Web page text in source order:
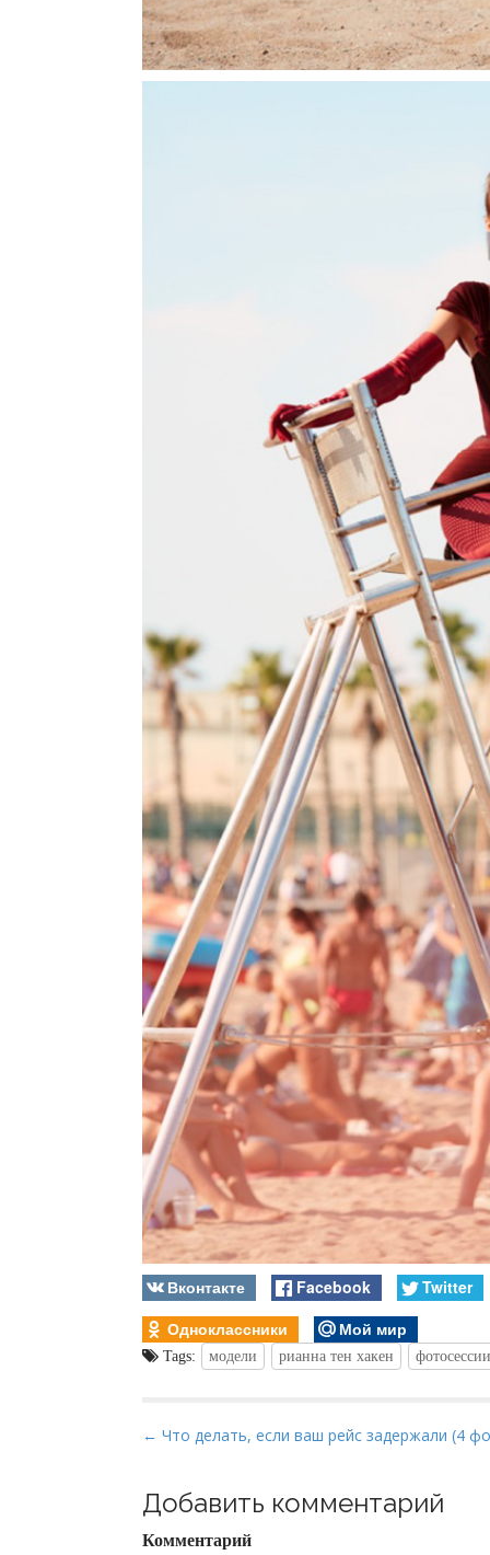
Вконтакте Facebook
Twitter
Одноклассники
Мой мир
Tags: модели рианна тен хакен фотосессии
P
s
t
← Что делать, если ваш рейс задержали (4
Добавить комментарий
Комментарий